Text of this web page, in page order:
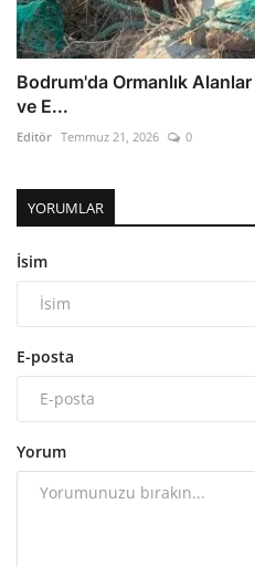
Bodrum'da Ormanlık
ve E...
Editör Temmuz 21, 2026 0
YORUMLAR
İsim
E-posta
Yorum